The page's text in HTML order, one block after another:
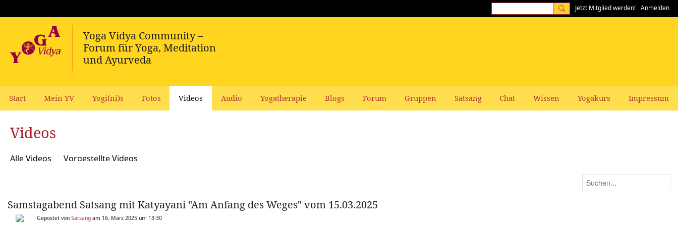
Jetzt Mitglied werden! Anmelden
Start Mein YV Yogi(ni)s Fotos Videos Audio Yogatherapie Blogs Forum Gruppen Satsang Chat Wissen Yogakurs Impressum
Videos
Alle Videos Vorgestellte Videos
Samstagabend Satsang mit Katyayani "Am Anfang des Weges" vom 15.03.2025
Gepostet von Satsang am 16. März 2025 um 13:30